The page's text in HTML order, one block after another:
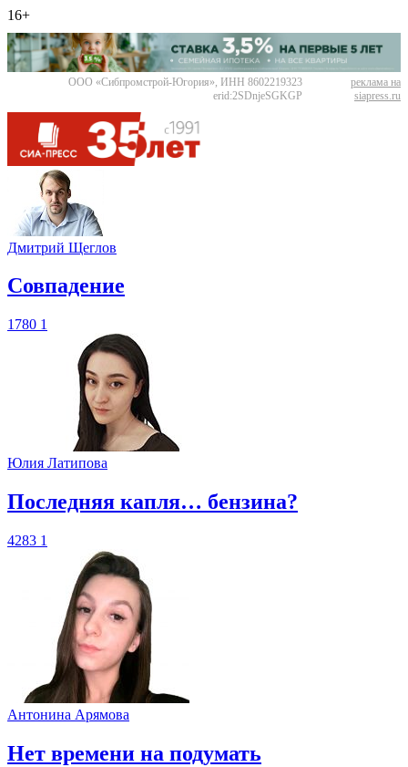
16+
ООО «Сибпромстрой-Югория», ИНН 8602219323
erid:2SDnjeSGKGP
реклама на
siapress.ru
Дмитрий Щеглов
​Совпадение
1780 1
Юлия Латипова
​Последняя капля… бензина?
4283 1
Антонина Арямова
​Нет времени на подумать